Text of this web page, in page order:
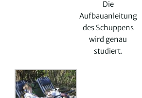
Die
Aufbauanleitung
des Schuppens
wird genau
studiert.